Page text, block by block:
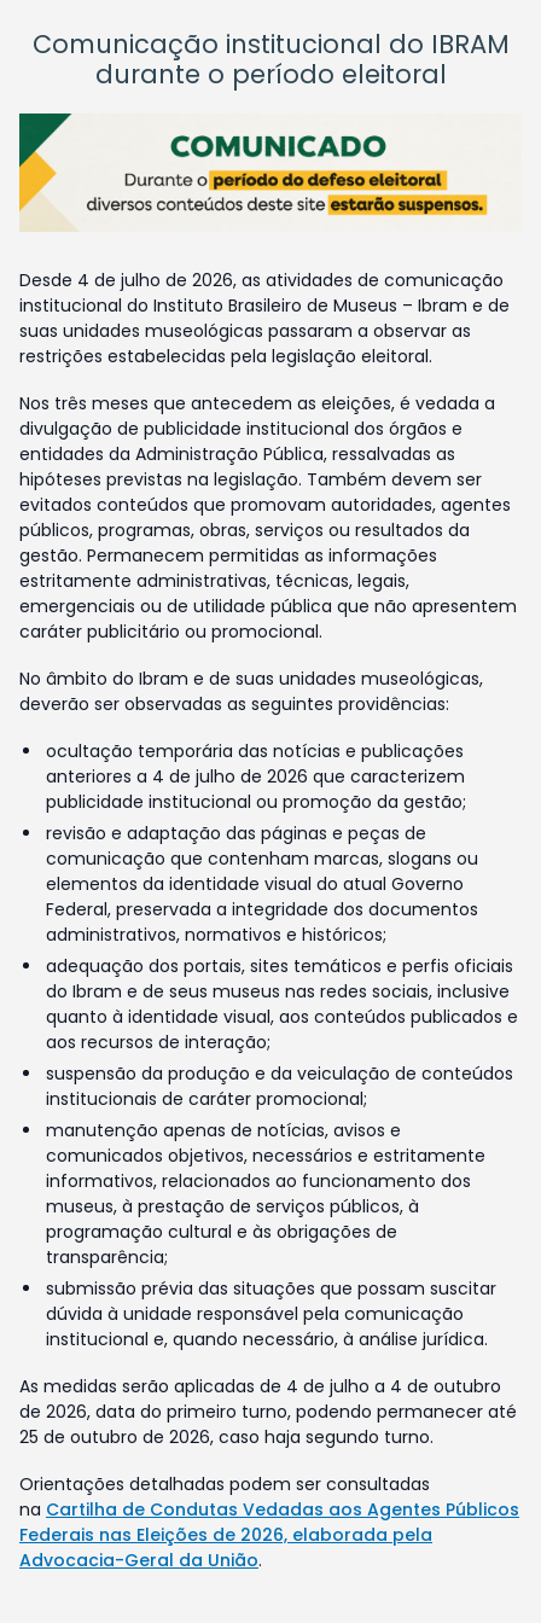
Comunicação institucional do IBRAM
durante o período eleitoral
Desde 4 de julho de 2026, as atividades de comunicação
institucional do Instituto Brasileiro de Museus – Ibram e de
suas unidades museológicas passaram a observar as
restrições estabelecidas pela legislação eleitoral.
Nos três meses que antecedem as eleições, é vedada a
divulgação de publicidade institucional dos órgãos e
entidades da Administração Pública, ressalvadas as
hipóteses previstas na legislação. Também devem ser
evitados conteúdos que promovam autoridades, agentes
públicos, programas, obras, serviços ou resultados da
gestão. Permanecem permitidas as informações
estritamente administrativas, técnicas, legais,
emergenciais ou de utilidade pública que não apresentem
caráter publicitário ou promocional.
No âmbito do Ibram e de suas unidades museológicas,
deverão ser observadas as seguintes providências:
ocultação temporária das notícias e publicações
anteriores a 4 de julho de 2026 que caracterizem
publicidade institucional ou promoção da gestão;
revisão e adaptação das páginas e peças de
comunicação que contenham marcas, slogans ou
elementos da identidade visual do atual Governo
Federal, preservada a integridade dos documentos
administrativos, normativos e históricos;
adequação dos portais, sites temáticos e perfis oficiais
do Ibram e de seus museus nas redes sociais, inclusive
quanto à identidade visual, aos conteúdos publicados e
aos recursos de interação;
suspensão da produção e da veiculação de conteúdos
institucionais de caráter promocional;
manutenção apenas de notícias, avisos e
comunicados objetivos, necessários e estritamente
informativos, relacionados ao funcionamento dos
museus, à prestação de serviços públicos, à
programação cultural e às obrigações de
transparência;
submissão prévia das situações que possam suscitar
dúvida à unidade responsável pela comunicação
institucional e, quando necessário, à análise jurídica.
As medidas serão aplicadas de 4 de julho a 4 de outubro
de 2026, data do primeiro turno, podendo permanecer até
25 de outubro de 2026, caso haja segundo turno.
Orientações detalhadas podem ser consultadas
na Cartilha de Condutas Vedadas aos Agentes Públicos
Federais nas Eleições de 2026, elaborada pela
Advocacia-Geral da União.